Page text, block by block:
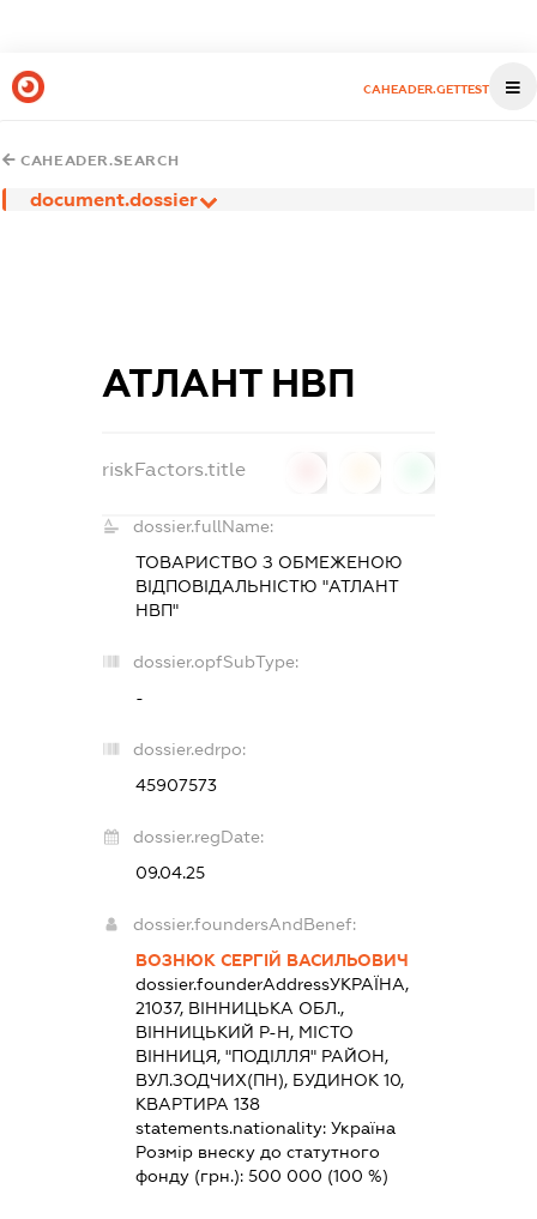
CAHEADER.GETTEST
CAHEADER.SEARCH
document.dossier
АТЛАНТ НВП
riskFactors.title
dossier.fullName:
ТОВАРИСТВО З ОБМЕЖЕНОЮ
ВІДПОВІДАЛЬНІСТЮ "АТЛАНТ
НВП"
dossier.opfSubType:
-
dossier.edrpo:
45907573
dossier.regDate:
09.04.25
dossier.foundersAndBenef:
ВОЗНЮК СЕРГІЙ ВАСИЛЬОВИЧ
dossier.founderAddressУКРАЇНА,
21037, ВІННИЦЬКА ОБЛ.,
ВІННИЦЬКИЙ Р-Н, МІСТО
ВІННИЦЯ, "ПОДІЛЛЯ" РАЙОН,
ВУЛ.ЗОДЧИХ(ПН), БУДИНОК 10,
КВАРТИРА 138
statements.nationality: Україна
Розмір внеску до статутного
фонду (грн.): 500 000 (100 %)